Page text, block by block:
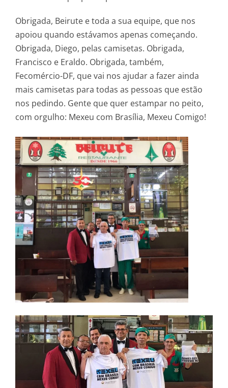
Obrigada, Beirute e toda a sua equipe, que nos
apoiou quando estávamos apenas começando.
Obrigada, Diego, pelas camisetas. Obrigada,
Francisco e Eraldo. Obrigada, também,
Fecomércio-DF, que vai nos ajudar a fazer ainda
mais camisetas para todas as pessoas que estão
nos pedindo. Gente que quer estampar no peito,
com orgulho: Mexeu com Brasília, Mexeu Comigo!